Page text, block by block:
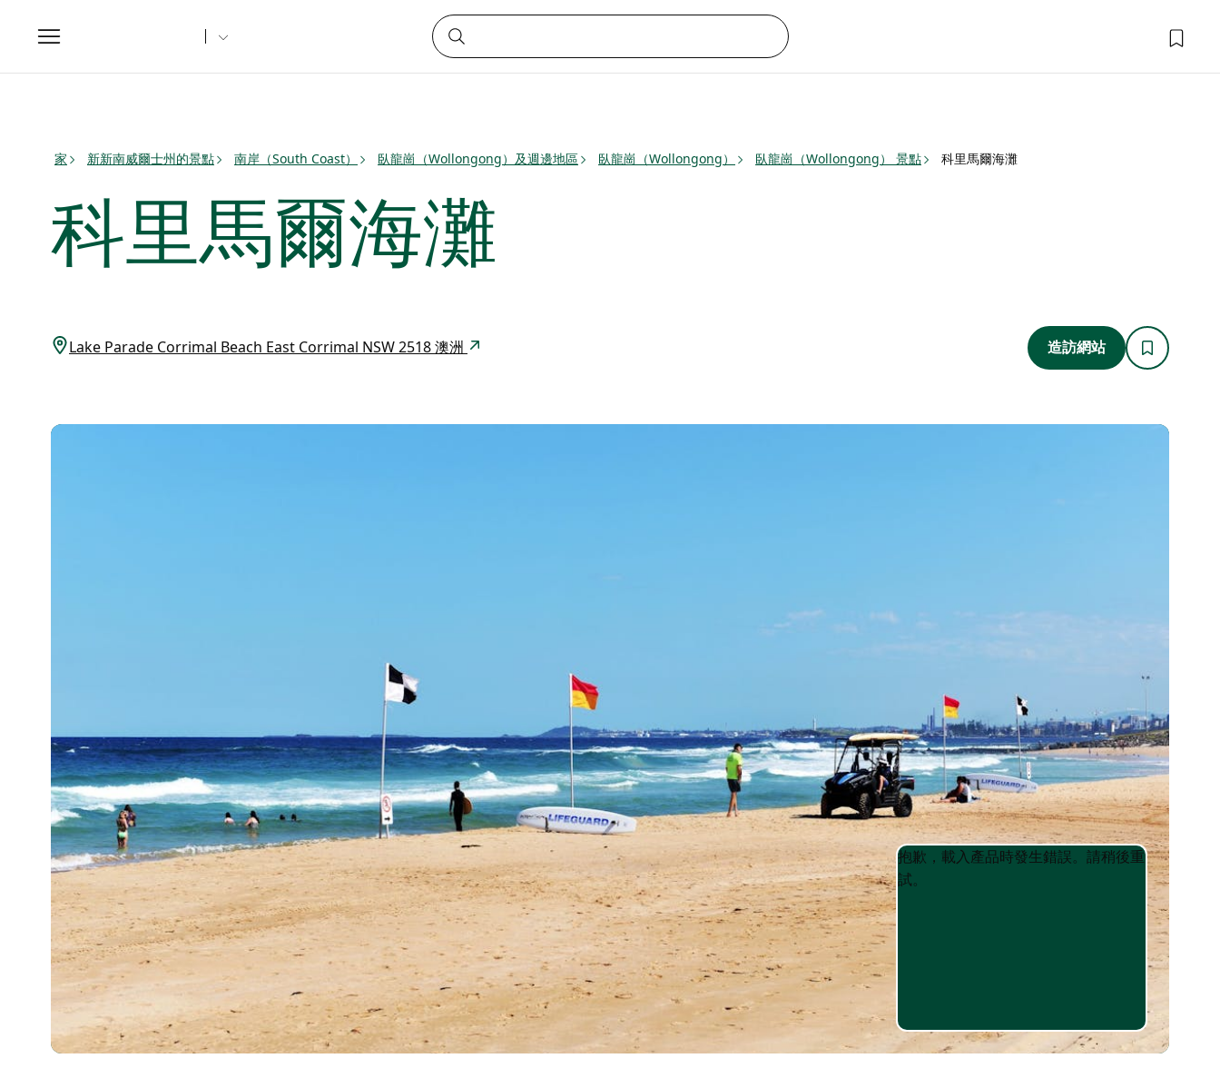
Toggle
navigation
家 新新南威爾士州的景點 南岸（South Coast） 臥龍崗（Wollongong）及週邊地區 臥龍崗（Wollongong） 臥龍崗（Wollongong） 景點 科里馬爾海灘
科里馬爾海灘
Lake Parade Corrimal Beach East Corrimal NSW 2518 澳洲 造訪網站
Product
List
Product
List
抱歉，載入產品時發生錯誤。請稍後重
試。